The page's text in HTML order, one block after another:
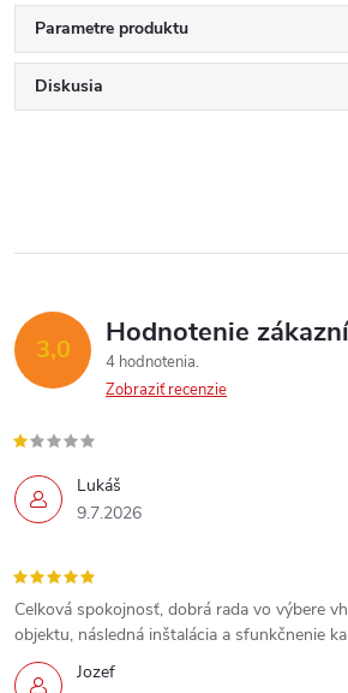
Parametre produktu
Diskusia
3,0 Hodnotenie
4 hodnotenia
Zobraziť recenzie
Lukáš
9.7.2026
Jozef
Celková spokojnosť, dobrá rada vo výbere
objektu, následná inštalácia a sfunkčnenie